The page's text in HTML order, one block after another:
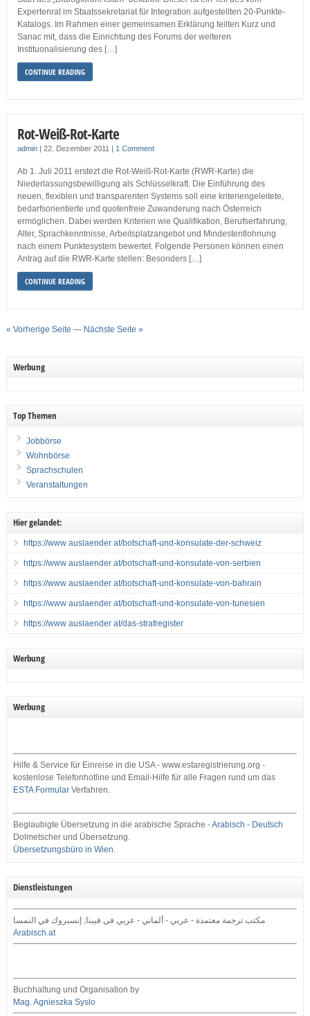
Expertenrat im Staatssekretariat für Integration aufgestellten 20-Punkte-
Katalogs. Im Rahmen einer gemeinsamen Erklärung teilten Kurz und
Sanac mit, dass die Einrichtung des Forums der weiteren
Instituonalisierung des […]
CONTINUE READING
Rot-Weiß-Rot-Karte
admin| 22. Dezember 2011 | 1 Comment
Ab 1. Juli 2011 erstezt die Rot-Weiß-Rot-Karte (RWR-Karte) die
Niederlassungsbewilligung als Schlüsselkraft. Die Einführung des
neuen, flexiblen und transparenten Systems soll eine kriteriengeleitete,
bedarfsorientierte und quotenfreie Zuwanderung nach Österreich
ermöglichen. Dabei werden Kriterien wie Qualifikation, Berufserfahrung,
Alter, Sprachkenntnisse, Arbeitsplatzangebot und Mindestentlohnung
nach einem Punktesystem bewertet. Folgende Personen können einen
Antrag auf die RWR-Karte stellen: Besonders […]
CONTINUE READING
« Vorherige Seite — Nächste Seite »
Werbung
Top Themen
Jobbörse
Wohnbörse
Sprachschulen
Veranstaltungen
Hier gelandet:
https://www auslaender at/botschaft-und-konsulate-der-schweiz
https://www auslaender at/botschaft-und-konsulate-von-serbien
https://www auslaender at/botschaft-und-konsulate-von-bahrain
https://www auslaender at/botschaft-und-konsulate-von-tunesien
https://www auslaender at/das-strafregister
Werbung
Werbung
Hilfe & Service für Einreise in die USA - www.estaregistrierung.org -
kostenlose Telefonhotline und Email-Hilfe für alle Fragen rund um das
ESTA FormularVerfahren.
Beglaubigte Übersetzung in die arabische Sprache -Arabisch - Deutsch
Dolmetscher und Übersetzung.
Übersetzungsbüro in Wien.
Dienstleistungen
مكتب ترجمة معتمدة - عربي - ألماني - عربي في فيينا, إنسبروك في النمسا
Arabisch.at
Buchhaltung und Organisation by
Mag. Agnieszka Syslo